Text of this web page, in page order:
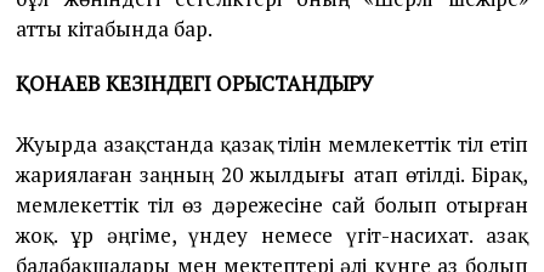
атты кітабында бар.
ҚОНАЕВ КЕЗІНДЕГІ ОРЫСТАНДЫРУ
Жуырда Қазақстанда қазақ тілін мемлекеттік тіл етіп
жариялаған заңның 20 жылдығы атап өтілді. Бірақ,
мемлекеттік тіл өз дәрежесіне сай болып отырған
жоқ. Құр әңгіме, үндеу немесе үгіт-насихат. Қазақ
балабақшалары мен мектептері әлі күнге аз болып